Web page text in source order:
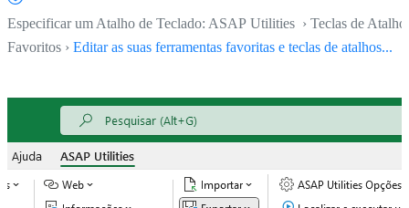
Especificar um Atalho de Teclado: ASAP Utilities › Teclas de Atalho
Favoritos › Editar as suas ferramentas favoritas e teclas de atalhos...